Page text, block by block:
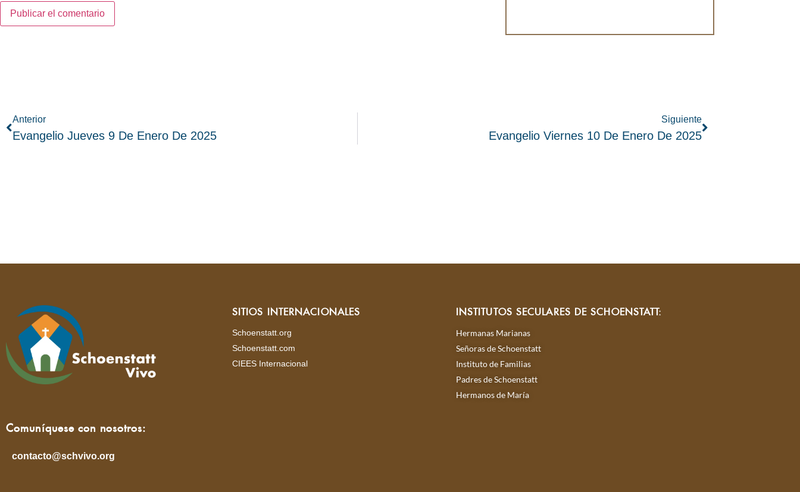
Anterior
Evangelio Jueves 9 De Enero De 2025
Siguiente
Evangelio Viernes 10 De Enero De 2025
SITIOS INTERNACIONALES
Schoenstatt.org
Schoenstatt.com
CIEES Internacional
INSTITUTOS SECULARES DE SCHOENSTATT:
Hermanas Marianas
Señoras de Schoenstatt
Instituto de Familias
Padres de Schoenstatt
Hermanos de María
Comuníquese con nosotros:
contacto@schvivo.org